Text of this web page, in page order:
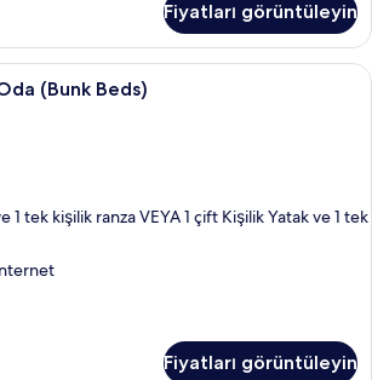
Fiyatları görüntüleyin
Family Dört Kişilik Oda (Bunk Beds)
(Bunk Beds)
1 tek kişilik ranza VEYA 1 çift Kişilik Yatak ve 1 tek
Fiyatları görüntüleyin